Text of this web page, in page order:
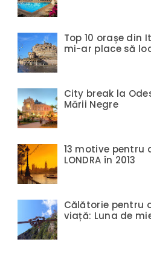
Top 10 orașe din
mi-ar place să
City break la
Mării Negre
13 motive pentru
LONDRA în 2013
Călătorie pentru
viață: Luna de